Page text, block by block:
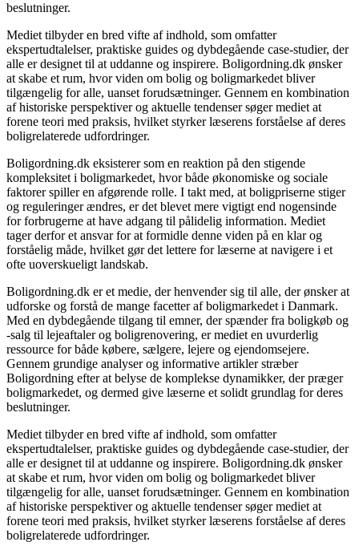
beslutninger.
Mediet tilbyder en bred vifte af indhold, som omfatter
ekspertudtalelser, praktiske guides og dybdegående case-studier, der
alle er designet til at uddanne og inspirere. Boligordning.dk ønsker
at skabe et rum, hvor viden om bolig og boligmarkedet bliver
tilgængelig for alle, uanset forudsætninger. Gennem en kombination
af historiske perspektiver og aktuelle tendenser søger mediet at
forene teori med praksis, hvilket styrker læserens forståelse af deres
boligrelaterede udfordringer.
Boligordning.dk eksisterer som en reaktion på den stigende
kompleksitet i boligmarkedet, hvor både økonomiske og sociale
faktorer spiller en afgørende rolle. I takt med, at boligpriserne stiger
og reguleringer ændres, er det blevet mere vigtigt end nogensinde
for forbrugerne at have adgang til pålidelig information. Mediet
tager derfor et ansvar for at formidle denne viden på en klar og
forståelig måde, hvilket gør det lettere for læserne at navigere i et
ofte uoverskueligt landskab.
Boligordning.dk er et medie, der henvender sig til alle, der ønsker at
udforske og forstå de mange facetter af boligmarkedet i Danmark.
Med en dybdegående tilgang til emner, der spænder fra boligkøb og
-salg til lejeaftaler og boligrenovering, er mediet en uvurderlig
ressource for både købere, sælgere, lejere og ejendomsejere.
Gennem grundige analyser og informative artikler stræber
Boligordning efter at belyse de komplekse dynamikker, der præger
boligmarkedet, og dermed give læserne et solidt grundlag for deres
beslutninger.
Mediet tilbyder en bred vifte af indhold, som omfatter
ekspertudtalelser, praktiske guides og dybdegående case-studier, der
alle er designet til at uddanne og inspirere. Boligordning.dk ønsker
at skabe et rum, hvor viden om bolig og boligmarkedet bliver
tilgængelig for alle, uanset forudsætninger. Gennem en kombination
af historiske perspektiver og aktuelle tendenser søger mediet at
forene teori med praksis, hvilket styrker læserens forståelse af deres
boligrelaterede udfordringer.